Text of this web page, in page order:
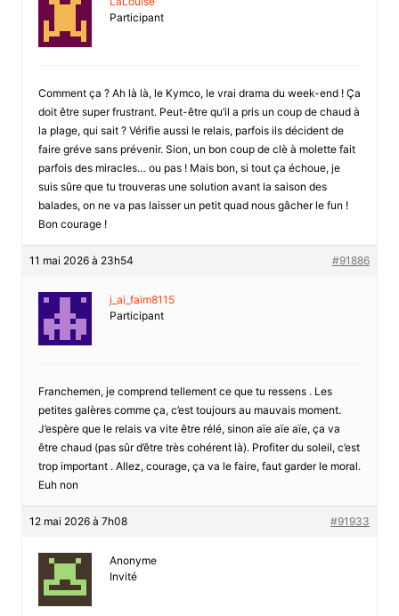
Participant
Comment ça ? Ah là là, le Kymco, le vrai drama du week-end ! Ça
doit être super frustrant. Peut-être qu’il a pris un coup de chaud à
la plage, qui sait ? Vérifie aussi le relais, parfois ils décident de
faire gréve sans prévenir. Sion, un bon coup de clè à molette fait
parfois des miracles… ou pas ! Mais bon, si tout ça échoue, je
suis sûre que tu trouveras une solution avant la saison des
balades, on ne va pas laisser un petit quad nous gâcher le fun !
Bon courage !
11 mai 2026 à 23h54 #91886
j_ai_faim8115
Participant
Franchemen, je comprend tellement ce que tu ressens . Les
petites galères comme ça, c’est toujours au mauvais moment.
J’espère que le relais va vite être rélé, sinon aïe aïe aïe, ça va
être chaud (pas sûr d’être très cohérent là). Profiter du soleil, c’est
trop important . Allez, courage, ça va le faire, faut garder le moral.
Euh non
12 mai 2026 à 7h08 #91933
Anonyme
Invité